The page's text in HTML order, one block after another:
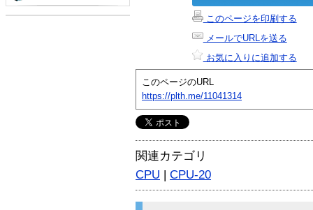
このページを印刷する
メールでURLを送る
お気に入りに追加する
このページのURL
https://plth.me/11041314
関連カテゴリ
CPU | CPU-20